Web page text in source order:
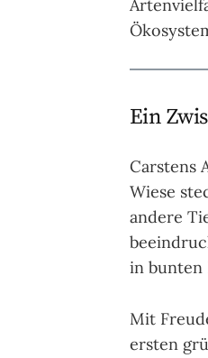
Ein
Carstens
Wiese
andere
in bunten
Mit
ersten